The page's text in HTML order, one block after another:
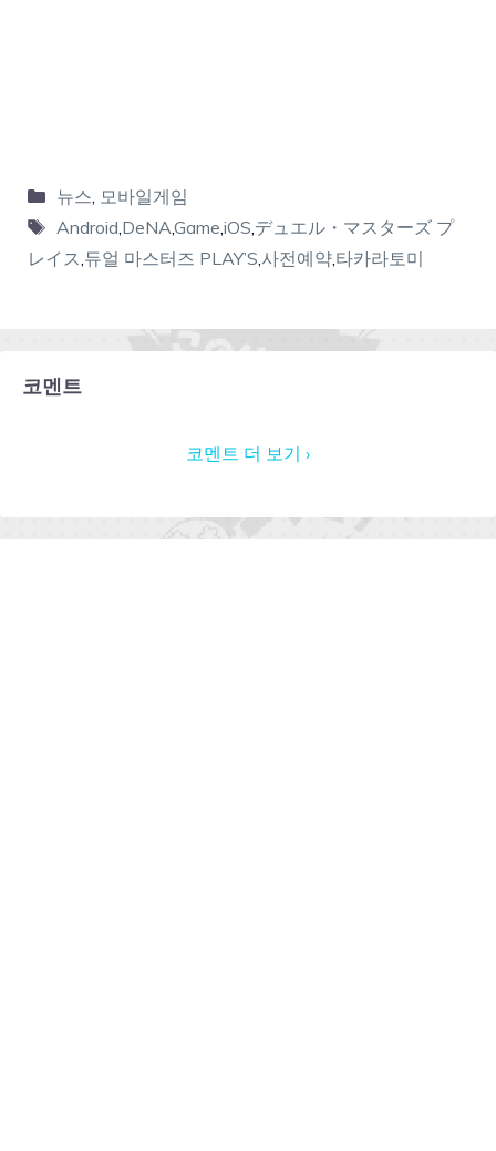
뉴스, 모바일게임
Android,DeNA,Game,iOS,デュエル・マスターズ プ
レイス,듀얼 마스터즈 PLAY’S,사전예약,타카라토미
코멘트
코멘트 더 보기 ›